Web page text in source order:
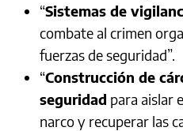
“Sistemas de
combate al crimen
fuerzas de seguridad”.
“Construcción de
seguridad para aislar
narco y recuperar las